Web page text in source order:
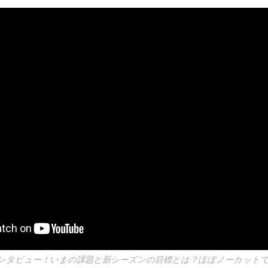
タビュー！いまの課題と新シーズンの目標とは？ほぼノーカット